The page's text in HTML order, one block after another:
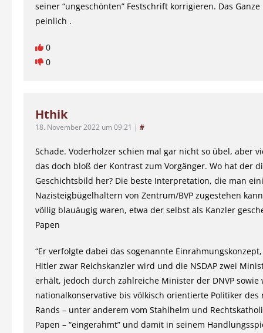
seiner “ungeschönten” Festschrift korrigieren. Das
peinlich .
0
0
Hthik
18. November 2022 um 09:21 | #
Schade. Voderholzer schien mal gar nicht so übel, aber
das doch bloß der Kontrast zum Vorgänger. Wo hat der
Geschichtsbild her? Die beste Interpretation, die man
Nazisteigbügelhaltern von Zentrum/BVP zugestehen
völlig blauäugig waren, etwa der selbst als Kanzler
Papen
“Er verfolgte dabei das sogenannte
Hitler zwar Reichskanzler wird und die NSDAP zwei
erhält, jedoch durch zahlreiche Minister der DNVP sowie
nationalkonservative bis völkisch orientierte Politiker des
Rands – unter anderem vom Stahlhelm und
Papen – “eingerahmt” und damit in seinem